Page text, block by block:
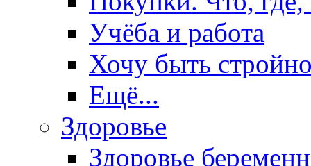
Учёба и работа
Хочу быть
Ещё...
Здоровье
Здоровье